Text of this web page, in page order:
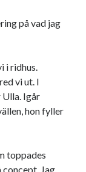
på vad jag
i ridhus.
vi ut. I
Ulla. Igår
hon fyller
toppades
Jag